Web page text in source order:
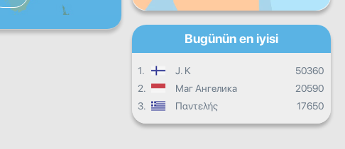
Bugünün en iyisi
1. J. K
50360
2.
Маг Ангелика
20590
3.
Παντελής 17650